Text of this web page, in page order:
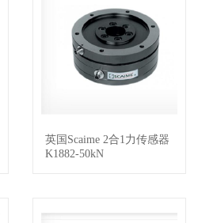
查看详情
英国Scaime 2合1力传感器
K1882-50kN